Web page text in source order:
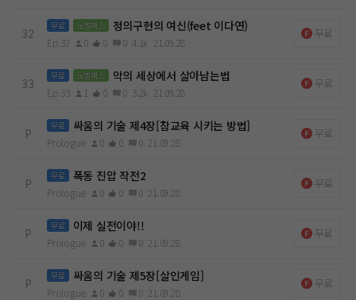
32
무료 노벨패스 정의구현의 여신(feet 이다연)
Ep.32 0 0 0 4.1k 21.09.28
무료
33
무료 노벨패스 악의 세상에서 살아남는법
Ep.33 1 0 0 3.2k 21.09.28
무료
P
무료 싸움의 기술 제4장[참교육 시키는 방법]
Prologue 0 0 0 21.09.28
무료
P
무료 폭동 진압 작전2
Prologue 0 0 0 21.09.28
무료
P
무료 이제 실전이야!!
Prologue 0 0 0 21.09.28
무료
P
무료 싸움의 기술 제5장[살인게임]
Prologue 0 0 0 21.09.28
무료